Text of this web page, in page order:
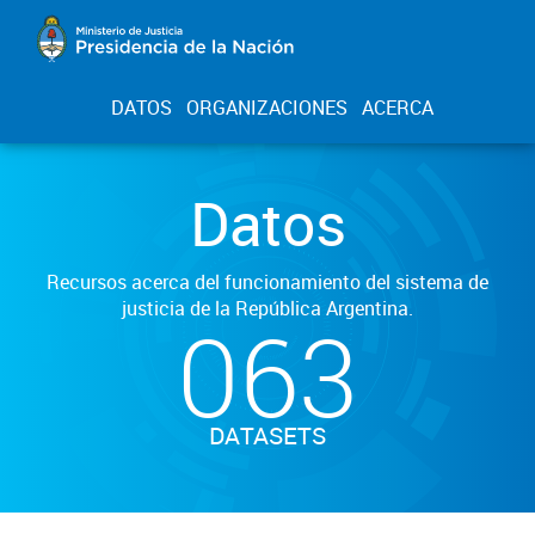
DATOS ORGANIZACIONES ACERCA
Datos
Recursos acerca del funcionamiento del sistema de
justicia de la República Argentina.
063
DATASETS